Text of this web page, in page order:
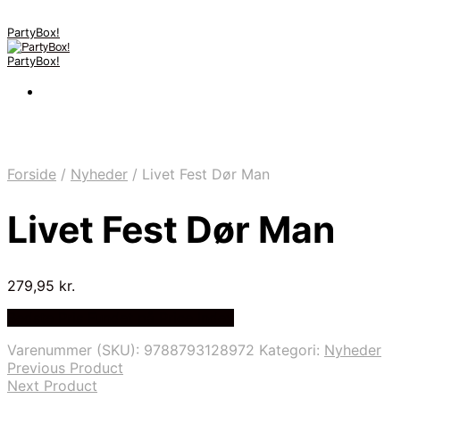
PartyBox!
PartyBox!
Forside / Nyheder / Livet Fest Dør Man
Livet Fest Dør Man
279,95 kr.
Varenummer (SKU): 9788793128972 Kategori: Nyheder
Previous Product
Next Product